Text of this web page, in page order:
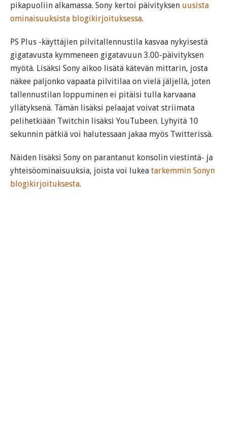
pikapuoliin alkamassa. Sony kertoi päivityksen uusista
ominaisuuksista blogikirjoituksessa.
PS Plus -käyttäjien pilvitallennustila kasvaa nykyisestä
gigatavusta kymmeneen gigatavuun 3.00-päivityksen
myötä. Lisäksi Sony aikoo lisätä kätevän mittarin, josta
näkee paljonko vapaata pilvitilaa on vielä jäljellä, joten
tallennustilan loppuminen ei pitäisi tulla karvaana
yllätyksenä. Tämän lisäksi pelaajat voivat striimata
pelihetkiään Twitchin lisäksi YouTubeen. Lyhyitä 10
sekunnin pätkiä voi halutessaan jakaa myös Twitterissä.
Näiden lisäksi Sony on parantanut konsolin viestintä- ja
yhteisöominaisuuksia, joista voi lukea tarkemmin Sonyn
blogikirjoituksesta.